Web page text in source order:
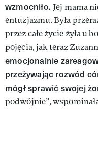
wzmocniło. Jej mama
entuzjazmu. Była
przez całe życie żyła u
pojęcia, jak teraz
emocjonalnie
przeżywając rozwód
mógł sprawić swojej
podwójnie”,